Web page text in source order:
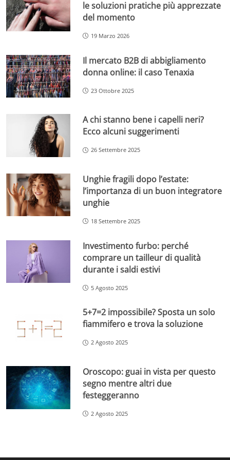
le soluzioni pratiche più apprezzate
del momento
19 Marzo 2026
Il mercato B2B di abbigliamento
donna online: il caso Tenaxia
23 Ottobre 2025
A chi stanno bene i capelli neri?
Ecco alcuni suggerimenti
26 Settembre 2025
Unghie fragili dopo l’estate:
l’importanza di un buon integratore
unghie
18 Settembre 2025
Investimento furbo: perché
comprare un tailleur di qualità
durante i saldi estivi
5 Agosto 2025
5+7=2 impossibile? Sposta un solo
fiammifero e trova la soluzione
2 Agosto 2025
Oroscopo: guai in vista per questo
segno mentre altri due
festeggeranno
2 Agosto 2025